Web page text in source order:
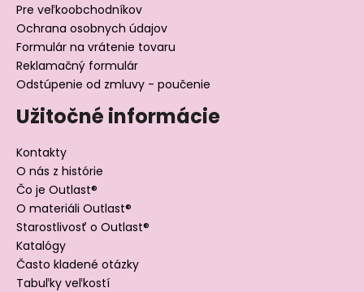
Pre veľkoobchodníkov
Ochrana osobnych údajov
Formulár na vrátenie tovaru
Reklamačný formulár
Odstúpenie od zmluvy - poučenie
Užitočné informácie
Kontakty
O nás z histórie
Čo je Outlast®
O materiáli Outlast®
Starostlivosť o Outlast®
Katalógy
Často kladené otázky
Tabuľky veľkostí